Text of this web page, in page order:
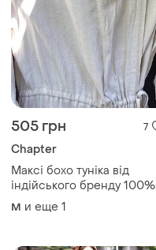
505 грн 7
Chapter
Максі бохо туніка від
індійського бренду 100%
котон
M и еще 1